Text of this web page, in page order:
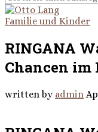
Familie und Kinder
RINGANA
Chancen im
written by admin